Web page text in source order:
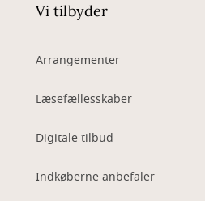
Vi tilbyder
Arrangementer
Læsefællesskaber
Digitale tilbud
Indkøberne anbefaler